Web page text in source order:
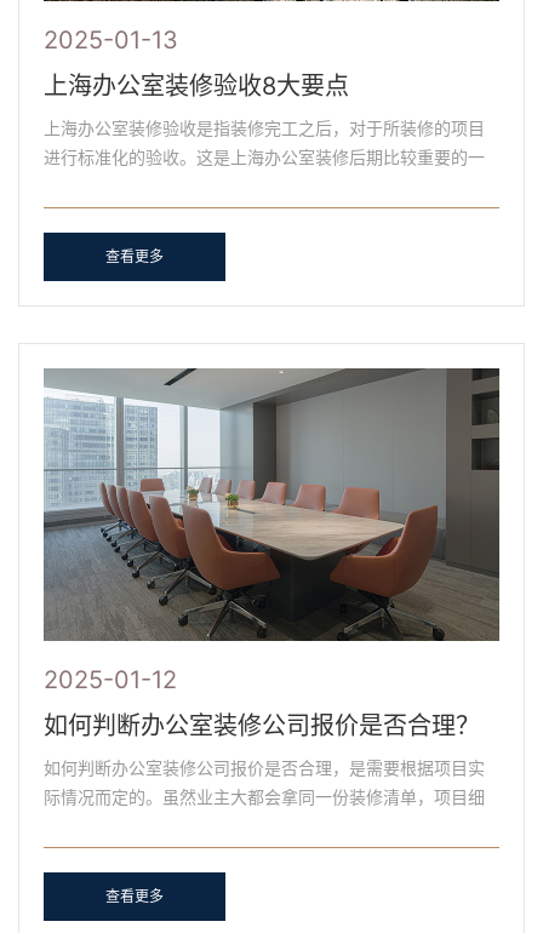
2025-01-13
上海办公室装修验收8大要点
上海办公室装修验收是指装修完工之后，对于所装修的项目
进行标准化的验收。这是上海办公室装修后期比较重要的一
量。......
查看更多
2025-01-12
如何判断办公室装修公司报价是否合理？
如何判断办公室装修公司报价是否合理，是需要根据项目实
际情况而定的。虽然业主大都会拿同一份装修清单，项目细
间还......
查看更多